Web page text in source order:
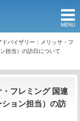
ドバイザリー：メリッサ・フ
担当）の訪日について
フレミング 国連
ョン担当）の訪